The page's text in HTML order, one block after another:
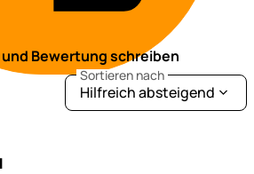
Bewertung schreiben
Sortieren nach
Hilfreich absteigend